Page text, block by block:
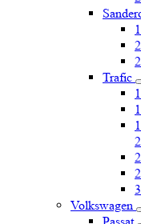
Trafic
Volkswagen